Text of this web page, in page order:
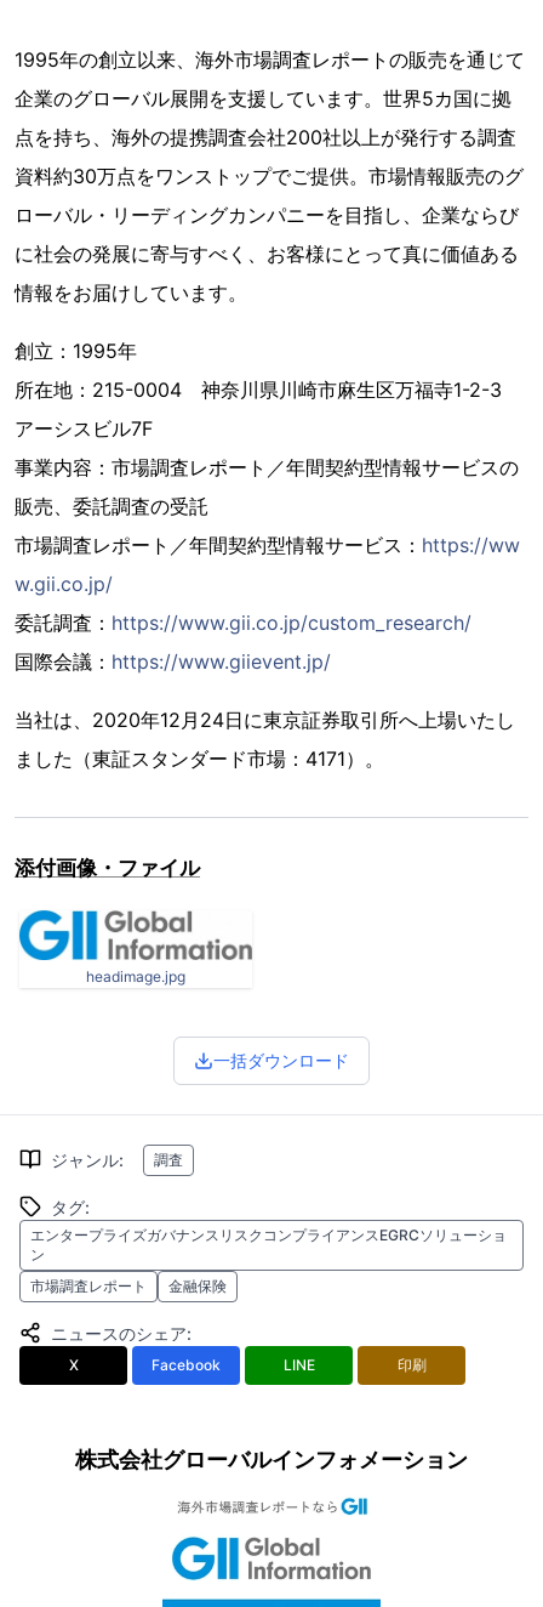
1995年の創立以来、海外市場調査レポートの販売を通じて
企業のグローバル展開を支援しています。世界5カ国に拠
点を持ち、海外の提携調査会社200社以上が発行する調査
資料約30万点をワンストップでご提供。市場情報販売のグ
ローバル・リーディングカンパニーを目指し、企業ならび
に社会の発展に寄与すべく、お客様にとって真に価値ある
情報をお届けしています。
創立：1995年
所在地：215-0004 神奈川県川崎市麻生区万福寺1-2-3
アーシスビル7F
事業内容：市場調査レポート／年間契約型情報サービスの
販売、委託調査の受託
市場調査レポート／年間契約型情報サービス： https://ww
w.gii.co.jp/
委託調査： https://www.gii.co.jp/custom_research/
国際会議： https://www.giievent.jp/
当社は、2020年12月24日に東京証券取引所へ上場いたし
ました（東証スタンダード市場：4171）。
添付画像・ファイル
headimage.jpg
一括ダウンロード
ジャンル: 調査
タグ:
エンタープライズガバナンスリスクコンプライアンスEGRCソリューショ
ン
市場調査レポート
金融保険
ニュースのシェア:
X Facebook LINE 印刷
株式会社グローバルインフォメーション